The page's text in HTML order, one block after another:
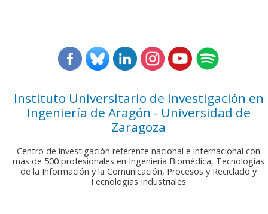
Instituto Universitario de Investigación en
Ingeniería de Aragón - Universidad de
Zaragoza
Centro de investigación referente nacional e internacional con
más de 500 profesionales en Ingeniería Biomédica, Tecnologías
de la Información y la Comunicación, Procesos y Reciclado y
Tecnologías Industriales.